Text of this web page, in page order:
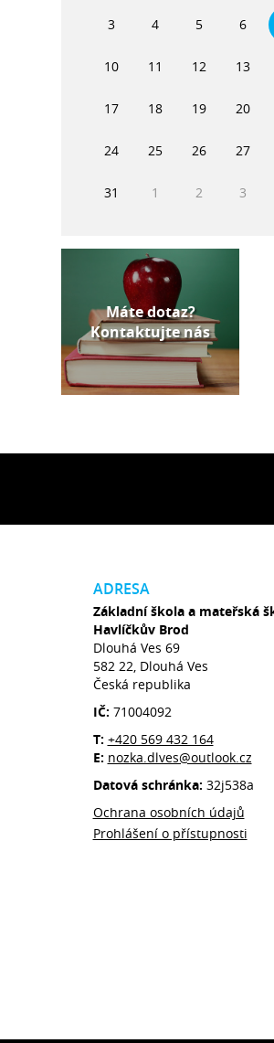
3 4 5 6
10 11 12 13
17 18 19 20
24 25 26 27
31 1 2 3
Máte dotaz?
Kontaktujte nás
ADRESA
Základní škola a mateřská
Havlíčkův Brod
Dlouhá Ves 69
582 22, Dlouhá Ves
Česká republika
IČ: 71004092
T: +420 569 432 164
E: nozka.dlves@outlook.cz
Datová schránka: 32j538a
Ochrana osobních údajů
Prohlášení o přístupnosti